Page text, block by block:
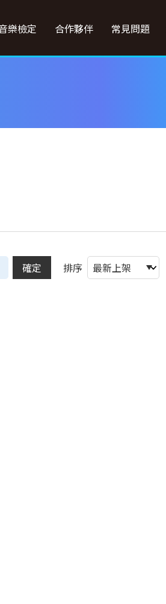
樂檢定 合作夥伴 常見問題
確定 排序